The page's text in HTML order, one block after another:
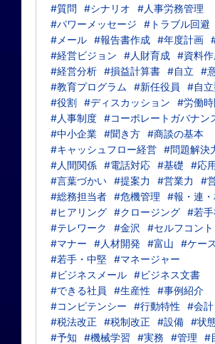
#質問
#シナリオ
#人事労務管理
#パワーメッセージ
#トラブル回避
#メール #報告書作成 #年度計画
#経営ビジョン
#人財育成 #資料
#経営分析 #損益計算書 #自立
#
#教育プログラム
#新任役員
#自
#役割 #ディスカッション #労働時
#人事制度 #コーポレートガバナン
#中小企業 #聞き方 #商談の基本
#キャッシュフロー経営 #問題解決
#人間関係 #電話対応 #基礎
#応
#言葉づかい #提案力 #営業力
#
#総務担当者 #危機管理
#報・連・
#ヒアリング #クロージング #若手
#テレワーク
#金沢
#セルフコン
#マナー
#人材開発 #富山
#ケー
#若手・中堅 #マネージャー
#ビジネスメール #ビジネス文書
#できる社員
#生産性
#事例紹介
#コンピテンシー
#行動特性
#会計
#税法改正
#税制改正 #設備 #状
#予知
#機械学習 #実務 #管理
#